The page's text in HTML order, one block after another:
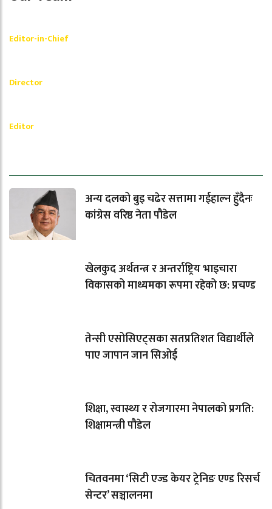
Editor-in-Chief
Director
Editor
अन्य दलको बुइ चढेर सत्तामा गईहाल्न हुँदैनः
कांग्रेस वरिष्ठ नेता पौडेल
खेलकुद अर्थतन्त्र र अन्तर्राष्ट्रिय भाइचारा
विकासको माध्यमका रूपमा रहेको छ: प्रचण्ड
तेन्सी एसोसिएट्सका सतप्रतिशत विद्यार्थीले
पाए जापान जान सिओई
शिक्षा, स्वास्थ्य र रोजगारमा नेपालको प्रगति:
शिक्षामन्त्री पौडेल
चितवनमा ‘सिटी एज्ड केयर ट्रेनिङ एण्ड रिसर्च
सेन्टर’ सञ्चालनमा